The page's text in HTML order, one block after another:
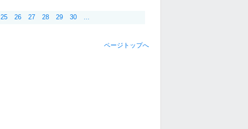
25 26 27 28 29 30 ...
ページトップへ